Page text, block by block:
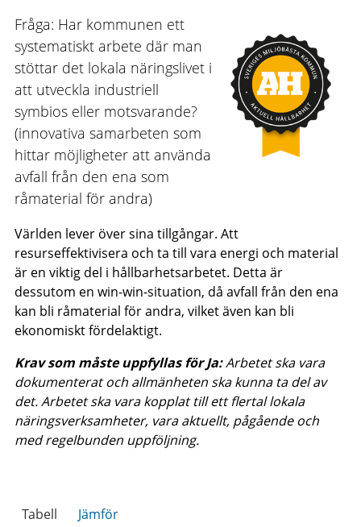
Fråga: Har kommunen ett
systematiskt arbete där man
stöttar det lokala näringslivet i
att utveckla industriell
symbios eller motsvarande?
(innovativa samarbeten som
hittar möjligheter att använda
avfall från den ena som
råmaterial för andra)
Världen lever över sina tillgångar. Att
resurseffektivisera och ta till vara energi och material
är en viktig del i hållbarhetsarbetet. Detta är
dessutom en win-win-situation, då avfall från den ena
kan bli råmaterial för andra, vilket även kan bli
ekonomiskt fördelaktigt.
Krav som måste uppfyllas för Ja:Arbetet ska vara
dokumenterat och allmänheten ska kunna ta del av
det. Arbetet ska vara kopplat till ett flertal lokala
näringsverksamheter, vara aktuellt, pågående och
med regelbunden uppföljning.
Tabell Jämför